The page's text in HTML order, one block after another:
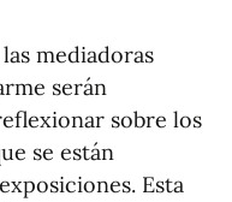
mediadoras
serán
sobre los
se están
Esta